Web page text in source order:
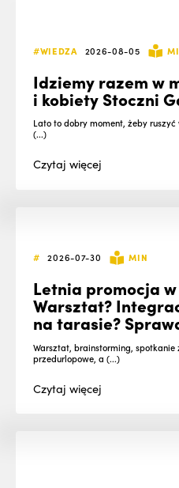
#WIEDZA 2026-08-05
Idziemy razem w
i kobiety Stoczni
Lato to dobry moment, żeby
(...)
Czytajwięcej
# 2026-07-30 MIN
Letnia promocja
Warsztat?
na tarasie?
Warsztat, brainstorming,
przedurlopowe, a (...)
Czytajwięcej